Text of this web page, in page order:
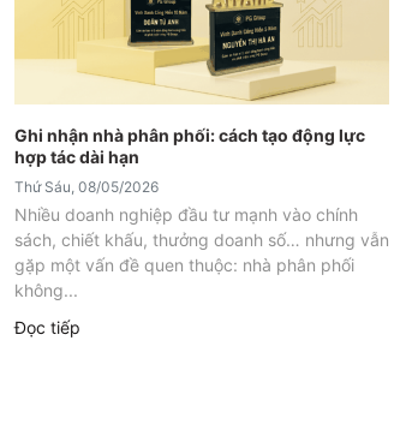
Ghi nhận nhà phân phối: cách tạo động lực
hợp tác dài hạn
Thứ Sáu, 08/05/2026
Nhiều doanh nghiệp đầu tư mạnh vào chính
sách, chiết khấu, thưởng doanh số… nhưng vẫn
gặp một vấn đề quen thuộc: nhà phân phối
không...
Đọc tiếp